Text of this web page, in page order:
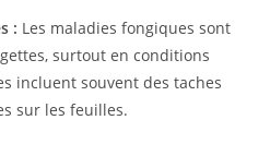
: Les maladies fongiques sont
surtout en conditions
incluent souvent des taches
sur les feuilles.